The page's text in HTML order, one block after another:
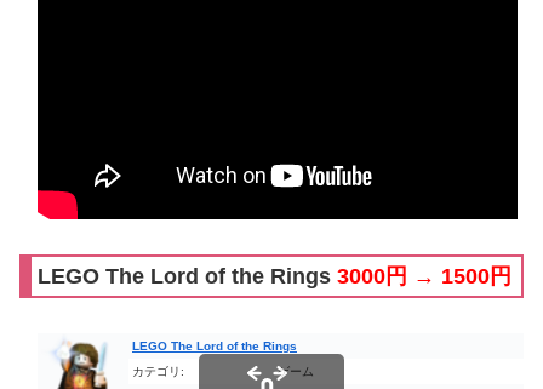
LEGO The Lord of the Rings 3000円 → 1500円
LEGO The Lord of the Rings
カテゴリ:
ゲーム